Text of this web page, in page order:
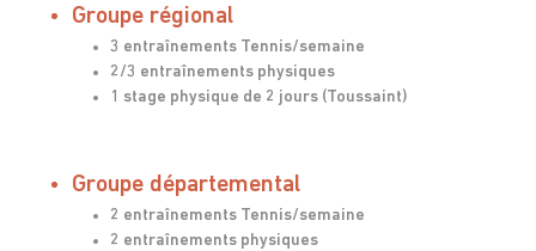
Groupe régional
3 entraînements Tennis/semaine
2/3 entraînements physiques
1 stage physique de 2 jours (Toussaint)
Groupe départemental
2 entraînements Tennis/semaine
2 entraînements physiques